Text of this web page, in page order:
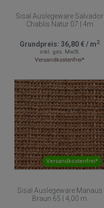
Sisal Auslegeware Salvador
Chablis Natur 07 | 4m
Grundpreis: 36,80 €/ m2
inkl. ges. MwSt.
Versandkostenfrei*
Versandkostenfrei*
Sisal Auslegeware Manaus
Braun 65 | 4,00 m